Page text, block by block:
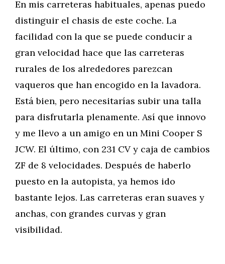
En mis carreteras habituales, apenas puedo
distinguir el chasis de este coche. La
facilidad con la que se puede conducir a
gran velocidad hace que las carreteras
rurales de los alrededores parezcan
vaqueros que han encogido en la lavadora.
Está bien, pero necesitarías subir una talla
para disfrutarla plenamente. Así que innovo
y me llevo a un amigo en un Mini Cooper S
JCW. El último, con 231 CV y caja de cambios
ZF de 8 velocidades. Después de haberlo
puesto en la autopista, ya hemos ido
bastante lejos. Las carreteras eran suaves y
anchas, con grandes curvas y gran
visibilidad.